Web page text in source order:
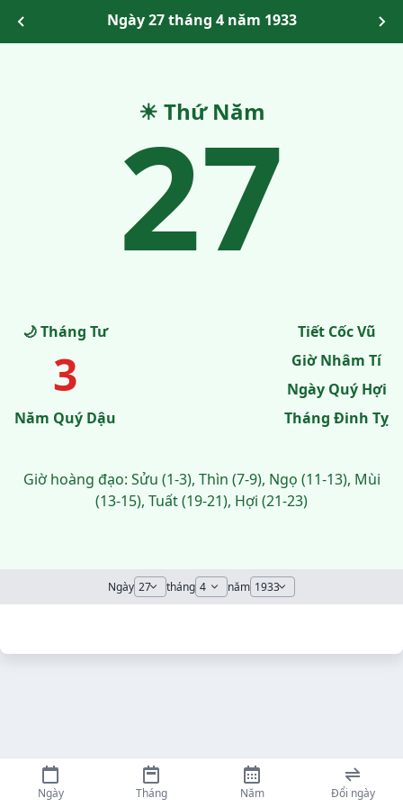
Ngày 27 tháng 4 năm 1933
☀ Thứ Năm
27
🌙 Tháng Tư
3
Năm Quý Dậu
Tiết Cốc Vũ
Giờ Nhâm Tí
Ngày Quý Hợi
Tháng Đinh Tỵ
Giờ hoàng đạo: Sửu (1-3), Thìn (7-9), Ngọ (11-13), Mùi
(13-15), Tuất (19-21), Hợi (21-23)
Ngày tháng năm
Ngày Tháng Năm Đổi ngày